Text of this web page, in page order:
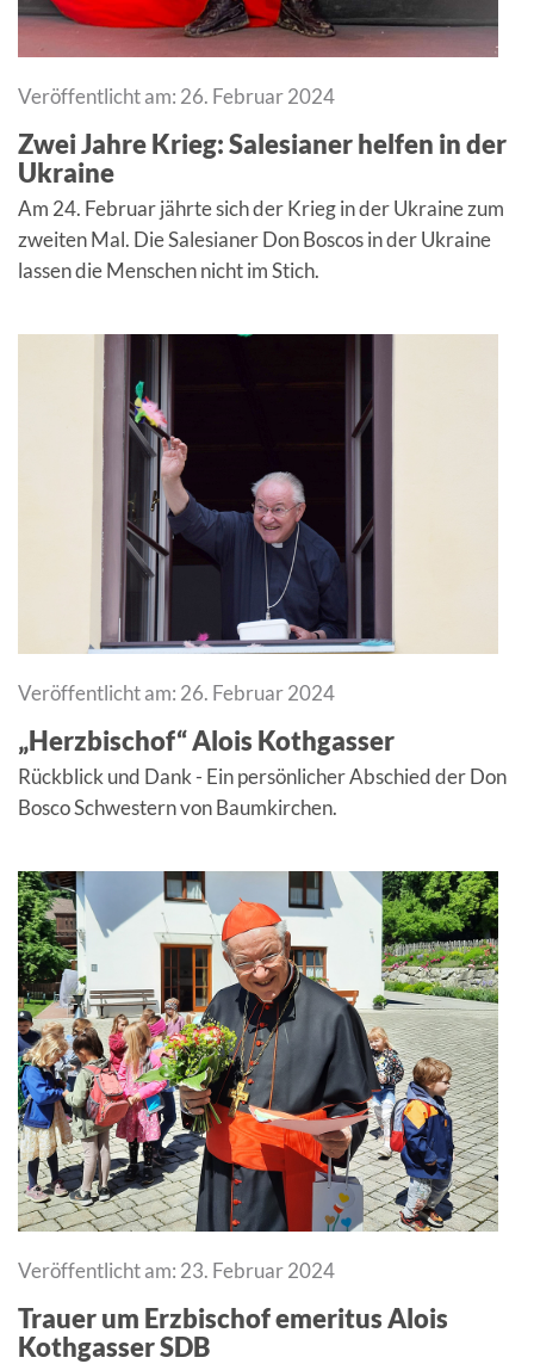
Veröffentlicht am: 26. Februar 2024
Zwei Jahre Krieg: Salesianer helfen in der
Ukraine
Am 24. Februar jährte sich der Krieg in der Ukraine zum
zweiten Mal. Die Salesianer Don Boscos in der Ukraine
lassen die Menschen nicht im Stich.
Veröffentlicht am: 26. Februar 2024
„Herzbischof“ Alois Kothgasser
Rückblick und Dank - Ein persönlicher Abschied der Don
Bosco Schwestern von Baumkirchen.
Veröffentlicht am: 23. Februar 2024
Trauer um Erzbischof emeritus Alois
Kothgasser SDB